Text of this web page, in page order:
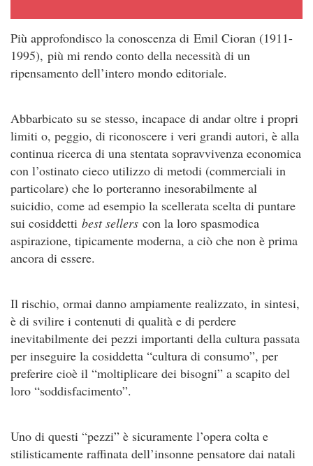
Più approfondisco la conoscenza di Emil Cioran (1911-
1995), più mi rendo conto della necessità di un
ripensamento dell’intero mondo editoriale.
Abbarbicato su se stesso, incapace di andar oltre i propri
limiti o, peggio, di riconoscere i veri grandi autori, è alla
continua ricerca di una stentata sopravvivenza economica
con l’ostinato cieco utilizzo di metodi (commerciali in
particolare) che lo porteranno inesorabilmente al
suicidio, come ad esempio la scellerata scelta di puntare
sui cosiddetti best sellers con la loro spasmodica
aspirazione, tipicamente moderna, a ciò che non è prima
ancora di essere.
Il rischio, ormai danno ampiamente realizzato, in sintesi,
è di svilire i contenuti di qualità e di perdere
inevitabilmente dei pezzi importanti della cultura passata
per inseguire la cosiddetta “cultura di consumo”, per
preferire cioè il “moltiplicare dei bisogni” a scapito del
loro “soddisfacimento”.
Uno di questi “pezzi” è sicuramente l’opera colta e
stilisticamente raffinata dell’insonne pensatore dai natali